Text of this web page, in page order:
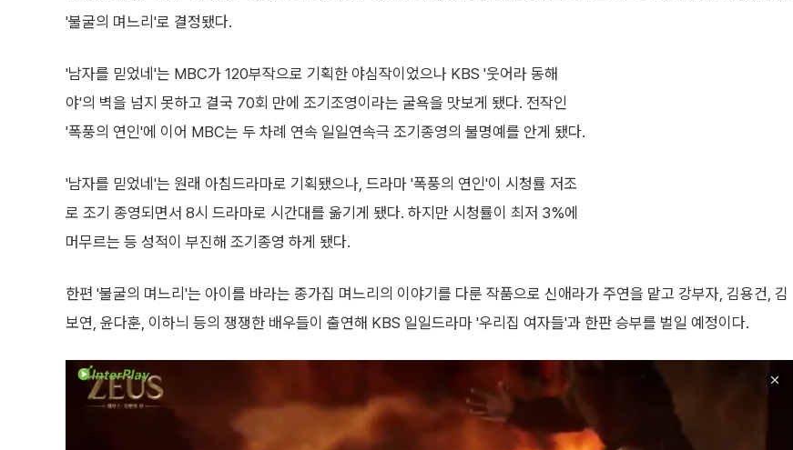
'불굴의 며느리'로 결정됐다.
'남자를 믿었네'는 MBC가 120부작으로 기획한 야심작이었으나 KBS '웃어라 동해
야'의 벽을 넘지 못하고 결국 70회 만에 조기조영이라는 굴욕을 맛보게 됐다. 전작인
'폭풍의 연인'에 이어 MBC는 두 차례 연속 일일연속극 조기종영의 불명예를 안게 됐다.
'남자를 믿었네'는 원래 아침드라마로 기획됐으나, 드라마 '폭풍의 연인'이 시청률 저조
로 조기 종영되면서 8시 드라마로 시간대를 옮기게 됐다. 하지만 시청률이 최저 3%에
머무르는 등 성적이 부진해 조기종영 하게 됐다.
한편 '불굴의 며느리'는 아이를 바라는 종가집 며느리의 이야기를 다룬 작품으로 신애라가 주연을 맡고 강부자, 김용건, 김
보연, 윤다훈, 이하늬 등의 쟁쟁한 배우들이 출연해 KBS 일일드라마 '우리집 여자들'과 한판 승부를 벌일 예정이다.